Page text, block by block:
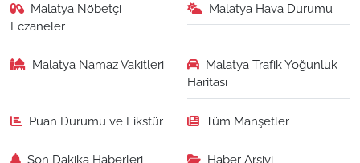
Malatya Nöbetçi
Eczaneler
Malatya Hava Durumu
Malatya Namaz Vakitleri
Malatya Trafik Yoğunluk
Haritası
Puan Durumu ve Fikstür Tüm Manşetler
Son Dakika Haberleri Haber Arşivi